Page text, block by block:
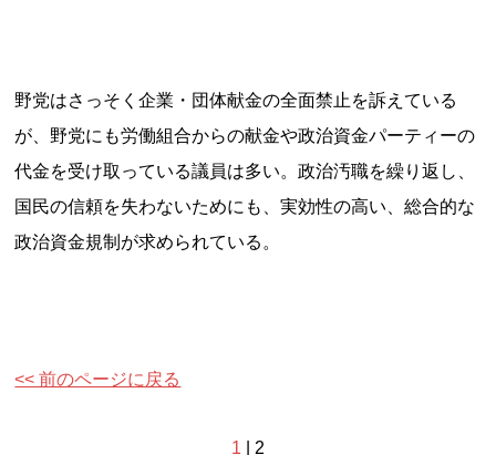
野党はさっそく企業・団体献金の全面禁止を訴えている
が、野党にも労働組合からの献金や政治資金パーティーの
代金を受け取っている議員は多い。政治汚職を繰り返し、
国民の信頼を失わないためにも、実効性の高い、総合的な
政治資金規制が求められている。
<< 前のページに戻る
1 | 2